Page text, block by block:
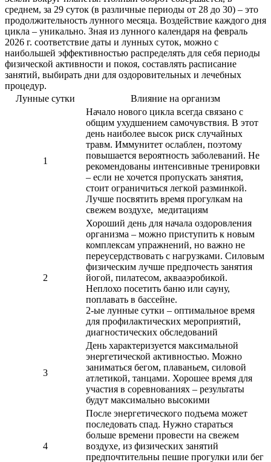
среднем, за 29 суток (в различные периоды от 28 до 30) – это
продолжительность лунного месяца. Воздействие каждого дня
цикла – уникально. Зная из лунного календаря на февраль
2026 г. соответствие даты и лунных суток, можно с
наибольшей эффективностью распределять для себя периоды
физической активности и покоя, составлять расписание
занятий, выбирать дни для оздоровительных и лечебных
процедур.
Лунные сутки
Влияние на организм
1
Начало нового цикла всегда связано с
общим ухудшением самочувствия. В этот
день наиболее высок риск случайных
травм. Иммунитет ослаблен, поэтому
повышается вероятность заболеваний. Не
рекомендованы интенсивные тренировки
– если не хочется пропускать занятия,
стоит ограничиться легкой разминкой.
Лучше посвятить время прогулкам на
свежем воздухе, медитациям
2
Хороший день для начала оздоровления
организма – можно приступить к новым
комплексам упражнений, но важно не
переусердствовать с нагрузками. Силовым
физическим лучше предпочесть занятия
йогой, пилатесом, аквааэробикой.
Неплохо посетить баню или сауну,
поплавать в бассейне.
2-ые лунные сутки – оптимальное время
для профилактических мероприятий,
диагностических обследований
3
День характеризуется максимальной
энергетической активностью. Можно
заниматься бегом, плаваньем, силовой
атлетикой, танцами. Хорошее время для
участия в соревнованиях – результаты
будут максимально высокими
4
После энергетического подъема может
последовать спад. Нужно стараться
больше времени провести на свежем
воздухе, из физических занятий
предпочтительны пешие прогулки или бег